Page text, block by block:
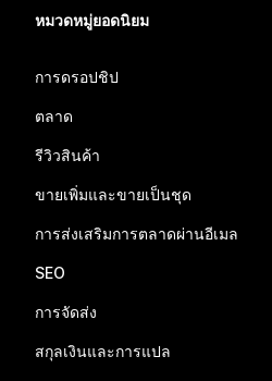
หมวดหมู่ยอดนิยม
การดรอปชิป
ตลาด
รีวิวสินค้า
ขายเพิ่มและขายเป็นชุด
การส่งเสริมการตลาดผ่านอีเมล
SEO
การจัดส่ง
สกุลเงินและการแปล